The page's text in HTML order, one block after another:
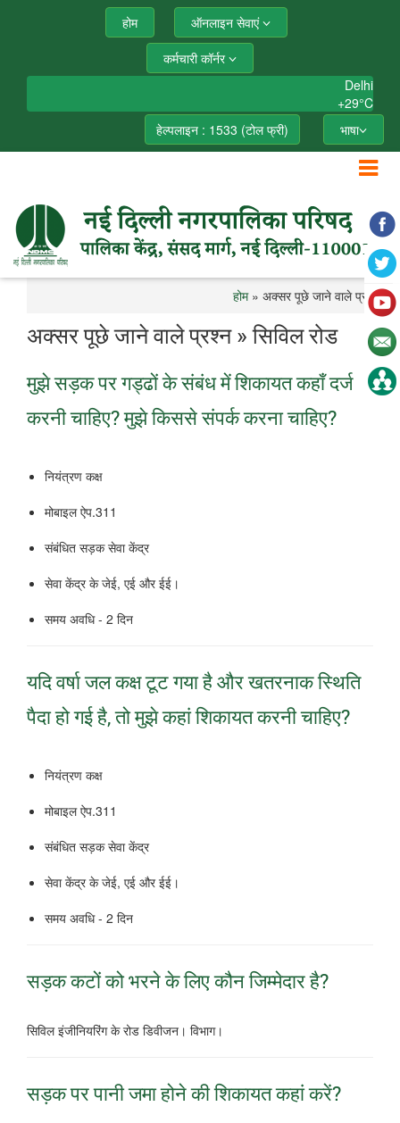
होम
ऑनलाइन सेवाएं
कर्मचारी कॉर्नर
Delhi
+29°C
हेल्पलाइन : 1533 (टोल फ्री)
भाषा
होम» अक्सर पूछे जाने वाले प्रश्न
अक्सर पूछे जाने वाले प्रश्न » सिविल रोड
मुझे सड़क पर गड्ढों के संबंध में शिकायत कहाँ दर्ज
करनी चाहिए?मुझे किससे संपर्क करना चाहिए?
नियंत्रण कक्ष
मोबाइल ऐप.311
संबंधित सड़क सेवा केंद्र
सेवा केंद्र के जेई, एई और ईई।
समय अवधि - 2 दिन
यदि वर्षा जल कक्ष टूट गया है और खतरनाक स्थिति
पैदा हो गई है, तो मुझे कहां शिकायत करनी चाहिए?
नियंत्रण कक्ष
मोबाइल ऐप.311
संबंधित सड़क सेवा केंद्र
सेवा केंद्र के जेई, एई और ईई।
समय अवधि - 2 दिन
सड़क कटों को भरने के लिए कौन जिम्मेदार है?
सिविल इंजीनियरिंग के रोड डिवीजन। विभाग।
सड़क पर पानी जमा होने की शिकायत कहां करें?